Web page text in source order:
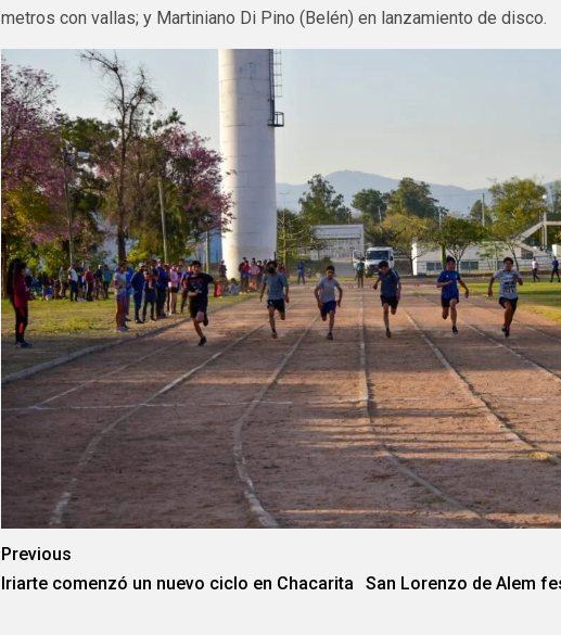
metros con vallas; y Martiniano Di Pino (Belén) en lanzamiento de disco.
Previous
Iriarte comenzó un nuevo ciclo en Chacarita
San Lorenzo de Alem